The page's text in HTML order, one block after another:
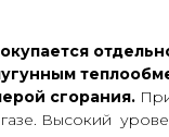
сгорания.
Высокий